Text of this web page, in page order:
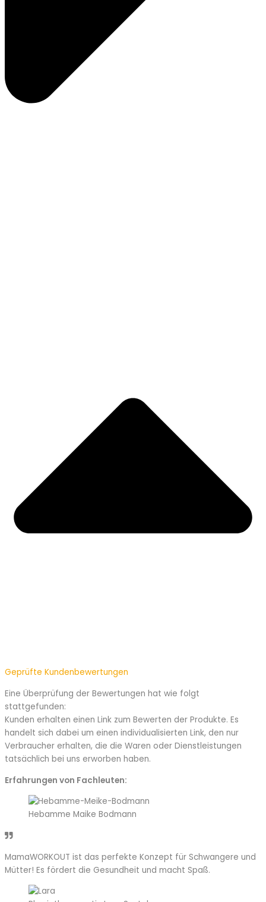
Geprüfte Kundenbewertungen
Eine Überprüfung der Bewertungen hat wie folgt
stattgefunden:
Kunden erhalten einen Link zum Bewerten der Produkte. Es
handelt sich dabei um einen individualisierten Link, den nur
Verbraucher erhalten, die die Waren oder Dienstleistungen
tatsächlich bei uns erworben haben.
Erfahrungen von Fachleuten:
Hebamme Maike Bodmann
MamaWORKOUT ist das perfekte Konzept für Schwangere und
Mütter! Es fördert die Gesundheit und macht Spaß.